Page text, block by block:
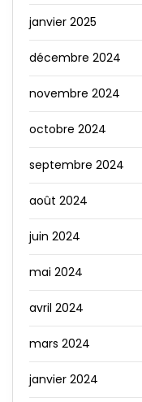
janvier 2025
décembre 2024
novembre 2024
octobre 2024
septembre 2024
août 2024
juin 2024
mai 2024
avril 2024
mars 2024
janvier 2024